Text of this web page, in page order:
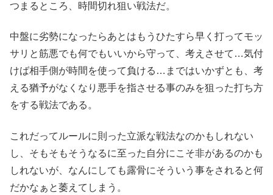
つまるところ、時間切れ狙い戦法だ。
中盤に劣勢になったらあとはもうひたすら早く打ってモッ
サリと筋悪でも何でもいいから守って、考えさせて…気付
けば相手側が時間を使って負ける…まではいかずとも、考
える猶予がなくなり悪手を指させる事のみを狙った打ち方
をする戦法である。
これだってルールに則った立派な戦法なのかもしれない
し、そもそもそうなるに至った自分にこそ非があるのかも
しれないが、なんにしても露骨にそういう事をされると何
だかなぁと萎えてしまう。